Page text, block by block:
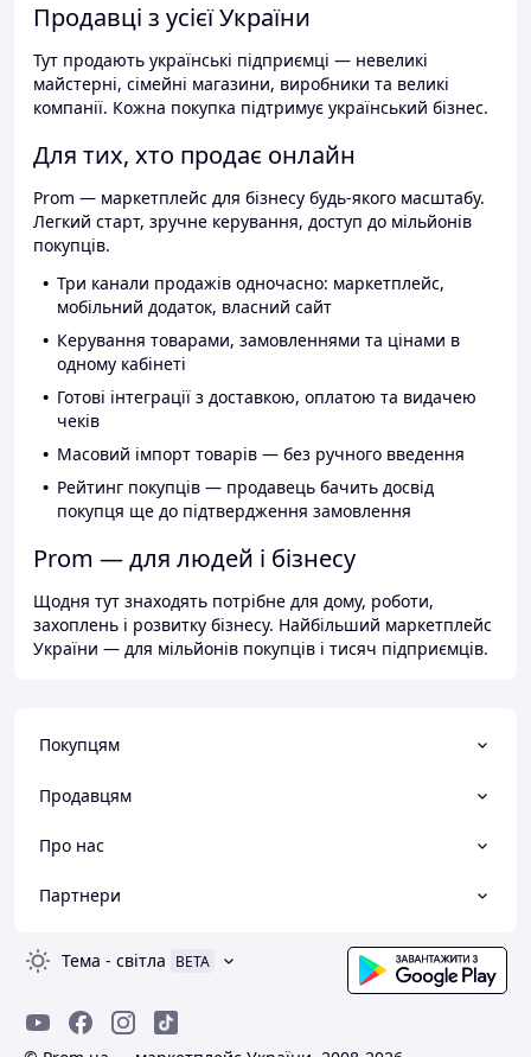
Продавці з усієї України
Тут продають українські підприємці — невеликі
майстерні, сімейні магазини, виробники та великі
компанії. Кожна покупка підтримує український бізнес.
Для тих, хто продає онлайн
Prom — маркетплейс для бізнесу будь-якого масштабу.
Легкий старт, зручне керування, доступ до мільйонів
покупців.
Три канали продажів одночасно: маркетплейс,
мобільний додаток, власний сайт
Керування товарами, замовленнями та цінами в
одному кабінеті
Готові інтеграції з доставкою, оплатою та видачею
чеків
Масовий імпорт товарів — без ручного введення
Рейтинг покупців — продавець бачить досвід
покупця ще до підтвердження замовлення
Prom — для людей і бізнесу
Щодня тут знаходять потрібне для дому, роботи,
захоплень і розвитку бізнесу. Найбільший маркетплейс
України — для мільйонів покупців і тисяч підприємців.
Покупцям
Продавцям
Про нас
Партнери
Тема - світла BETA